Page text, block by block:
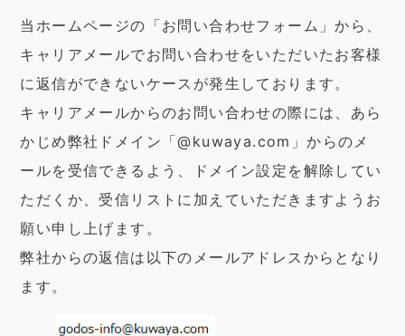
当ホームページの「お問い合わせフォーム」から、
キャリアメールでお問い合わせをいただいたお客様
に返信ができないケースが発生しております。
キャリアメールからのお問い合わせの際には、あら
かじめ弊社ドメイン「@kuwaya.com」からのメ
ールを受信できるよう、ドメイン設定を解除してい
ただくか、受信リストに加えていただきますようお
願い申し上げます。
弊社からの返信は以下のメールアドレスからとなり
ます。